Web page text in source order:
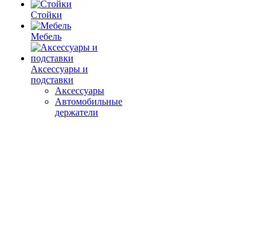
Стойки
Мебель
Аксессуары и
подставки
Аксессуары
Автомобильные
держатели